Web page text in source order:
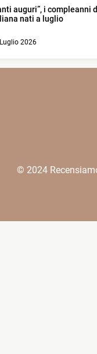
auguri”, i
nati a luglio
2026
© 2024